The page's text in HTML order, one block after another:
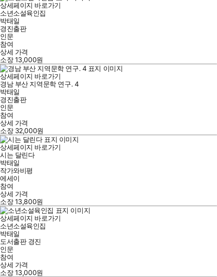
상세페이지 바로가기
소년소설육인집
박태일
경진출판
인문
참여
상세 가격
소장13,000원
상세페이지 바로가기
경남 부산 지역문학 연구. 4
박태일
경진출판
인문
참여
상세 가격
소장 32,000원
상세페이지 바로가기
시는 달린다
박태일
작가와비평
에세이
참여
상세 가격
소장13,800원
상세페이지 바로가기
소년소설육인집
박태일
도서출판 경진
인문
참여
상세 가격
소장13,000원